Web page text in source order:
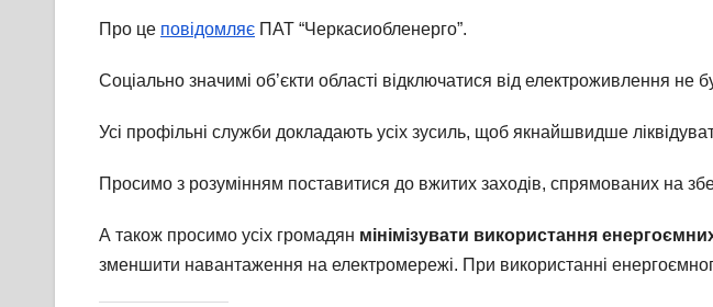
Про це повідомляє ПАТ “Черкасиобленерго”.
Соціально значимі об’єкти області відключатися від електроживлення не
Усі профільні служби докладають усіх зусиль, щоб якнайшвидше
Просимо з розумінням поставитися до вжитих заходів, спрямованих на
А також просимо усіх громадян мінімізувати використання
зменшити навантаження на електромережі. При використанні